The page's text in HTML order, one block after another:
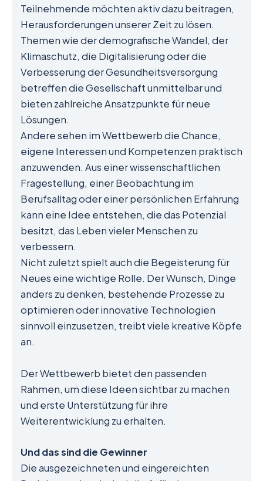
Teilnehmende möchten aktiv dazu beitragen,
Herausforderungen unserer Zeit zu lösen.
Themen wie der demografische Wandel, der
Klimaschutz, die Digitalisierung oder die
Verbesserung der Gesundheitsversorgung
betreffen die Gesellschaft unmittelbar und
bieten zahlreiche Ansatzpunkte für neue
Lösungen.
Andere sehen im Wettbewerb die Chance,
eigene Interessen und Kompetenzen praktisch
anzuwenden. Aus einer wissenschaftlichen
Fragestellung, einer Beobachtung im
Berufsalltag oder einer persönlichen Erfahrung
kann eine Idee entstehen, die das Potenzial
besitzt, das Leben vieler Menschen zu
verbessern.
Nicht zuletzt spielt auch die Begeisterung für
Neues eine wichtige Rolle. Der Wunsch, Dinge
anders zu denken, bestehende Prozesse zu
optimieren oder innovative Technologien
sinnvoll einzusetzen, treibt viele kreative Köpfe
an.
Der Wettbewerb bietet den passenden
Rahmen, um diese Ideen sichtbar zu machen
und erste Unterstützung für ihre
Weiterentwicklung zu erhalten.
Und das sind die Gewinner
Die ausgezeichneten und eingereichten